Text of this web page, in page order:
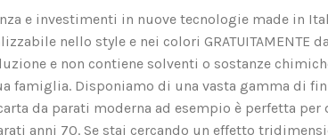
e investimenti in nuove tecnologie made in
nello style e nei colori
e non contiene solventi o sostanze
Disponiamo di una vasta gamma di
da parati moderna ad esempio è perfetta
anni 70. Se stai cercando un effetto